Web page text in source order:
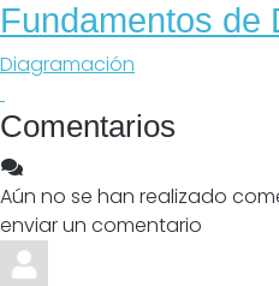
Fundamentos de
Diagramación
Comentarios
Aún no se han realizado
enviar un comentario